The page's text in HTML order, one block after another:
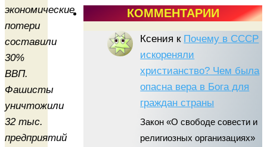
экономические
потери
составили
30%
ВВП.
Фашисты
уничтожили
32 тыс.
предприятий
КОММЕНТАРИИ
Ксения к Почему в СССР
искореняли
христианство? Чем была
опасна вера в Бога для
граждан страны
Закон «О свободе совести и
религиозных организациях»